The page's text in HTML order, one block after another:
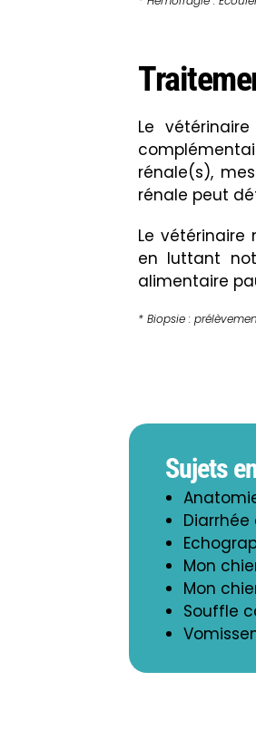
Le
rénale(s),
rénale peut
Le
en luttant
alimentaire
* Biopsie :
Sujets
Diarrhée
Mon
Mon
Souffle